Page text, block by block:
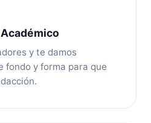
y te damos
fondo y forma para que